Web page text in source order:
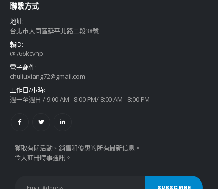
聯繫方式
地址:
台北市大同區延平北路二段38號
賴ID:
@766kcvhp
電子郵件:
chuliuxiang72@gmail.com
工作日/小時:
週一至週日 / 9:00 AM - 8:00 PM/ 8:00 AM - 8:00 PM
獲取有關活動、銷售和優惠的所有最新信息。
今天註冊時事通訊。